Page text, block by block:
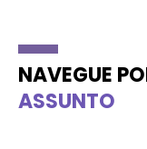
NAVEGUE
ASSUNTO